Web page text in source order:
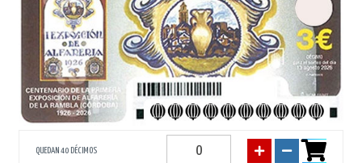
QUEDAN 40 DÉCIMOS